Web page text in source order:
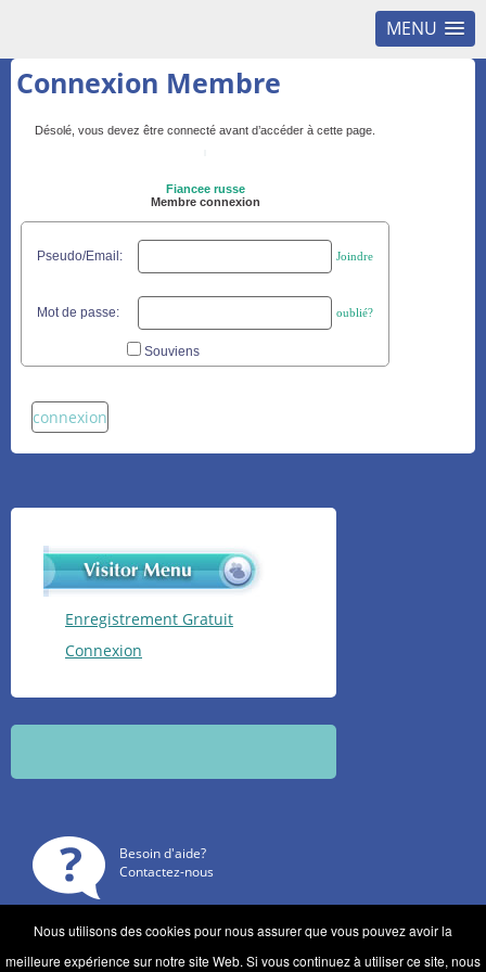
MENU
Connexion Membre
Désolé, vous devez être connecté avant d’accéder à cette page.
Fiancee russe
Membre connexion
Pseudo/Email: Joindre
Mot de passe: oublié?
Souviens
Enregistrement Gratuit
Connexion
Besoin d'aide?
Contactez-nous
Nous utilisons des cookies pour nous assurer que vous pouvez avoir la
meilleure expérience sur notre site Web. Si vous continuez à utiliser ce site, nous